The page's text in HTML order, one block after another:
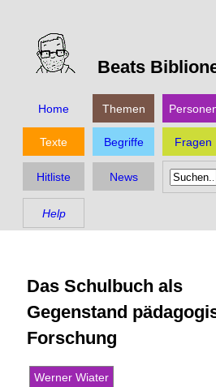
Beats
Home Themen
Texte Begriffe Fragen
Hitliste News
Help
Das Schulbuch als
Gegenstand
Forschung
Werner Wiater